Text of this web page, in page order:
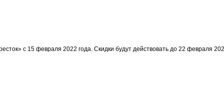
с 15 февраля 2022 года. Скидки будут действовать до 22 февраля